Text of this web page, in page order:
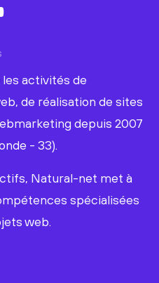
activités de
de réalisation de sites
depuis 2007
- 33).
Natural-net met à
spécialisées
web.